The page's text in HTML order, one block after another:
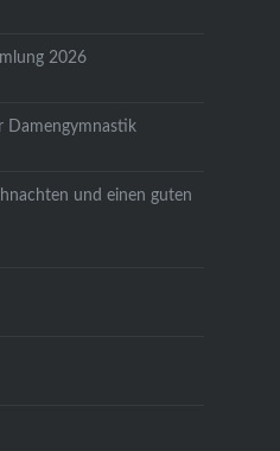
2026
Damengymnastik
und einen guten